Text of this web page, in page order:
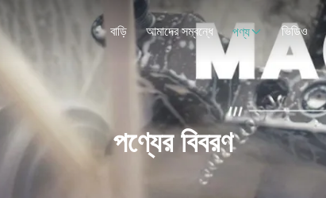
বাড়ি আমাদের সম্বন্ধে পণ্য ভিডিও
পণ্যের বিবরণ